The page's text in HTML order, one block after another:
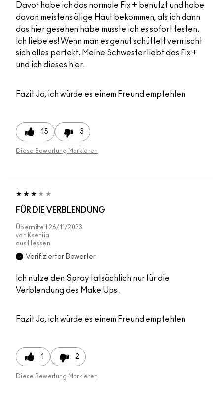
Davor habe ich das normale Fix + benutzt und habe
davon meistens ölige Haut bekommen, als ich dann
das hier gesehen habe musste ich es sofort testen.
Ich liebe es! Wenn man es genut schüttelt vermischt
sich alles perfekt. Meine Schwester liebt das Fix +
und ich dieses hier.
Fazit Ja, ich würde es einem Freund empfehlen
15 3
Diese Bewertung Markieren
FÜR DIE VERBLENDUNG
Übermittelt 26/11/2023
von Kseniia
aus Hessen
Verifizierter Bewerter
Ich nutze den Spray tatsächlich nur für die
Verblendung des Make Ups .
Fazit Ja, ich würde es einem Freund empfehlen
1 2
Diese Bewertung Markieren